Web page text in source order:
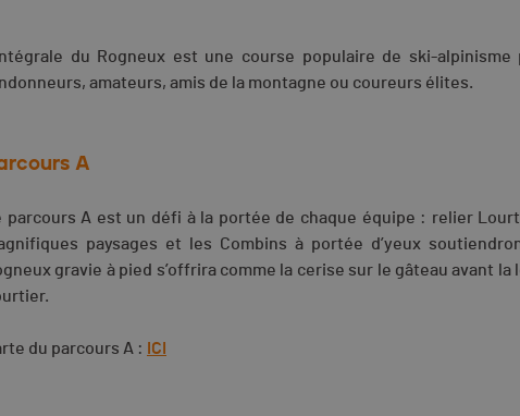
du Rogneux est une course populaire de ski-
amateurs, amis de la montagne ou coureurs élites.
A
parcours A est un défi à la portée de chaque équipe : relier
paysages et les Combins à portée d’yeux
gravie à pied s’offrira comme la cerise sur le gâteau avant
du parcours A : ICI